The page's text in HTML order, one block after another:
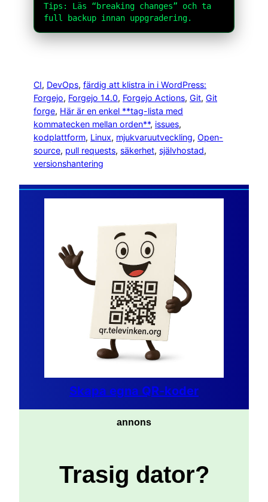
Tips: Läs “breaking changes” och ta
full backup innan uppgradering.
CI, DevOps, färdig att klistra in i WordPress:
Forgejo, Forgejo 14.0, Forgejo Actions, Git, Git
forge, Här är en enkel **tag-lista med
kommatecken mellan orden**, issues
kodplattform, Linux, mjukvaruutveckling, Open-
source, pull requests, säkerhet, självhostad
versionshantering
Skapa egna QR-koder
annons
Trasig dator?